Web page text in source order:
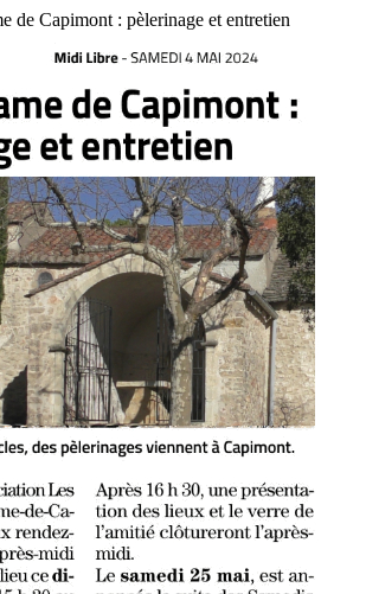
de Capimont : pèlerinage et entretien